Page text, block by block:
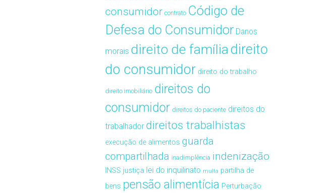
consumidor contrato Código de
Defesa do Consumidor Danos
morais direito de famíliadireito
do consumidor direito do trabalho
direito imobiliário direitos do
consumidor direitos do paciente direitos do
trabalhador direitos trabalhistas
execução de alimentos guarda
compartilhada inadimplência indenização
INSS justiça lei do inquilinato multa partilha de
bens pensão alimentícia Perturbação